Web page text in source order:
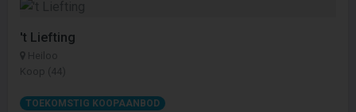
't Liefting
Heiloo
Koop (44)
TOEKOMSTIG KOOPAANBOD